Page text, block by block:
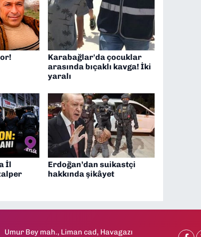
Karabağlar'da çocuklar
arasında bıçaklı kavga! İki
yaralı
İl
Erdoğan’dan suikastçi
hakkında şikâyet
Umur Bey mah., Liman cad, Havagazı